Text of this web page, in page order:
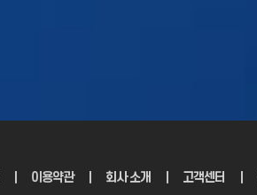
이용약관 회사 소개 고객센터